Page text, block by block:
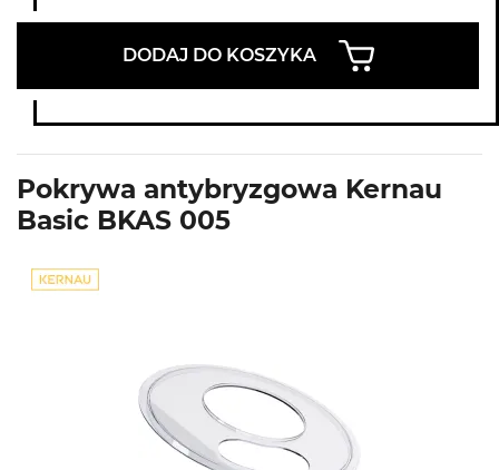
DODAJ DO KOSZYKA
Pokrywa antybryzgowa Kernau
Basic BKAS 005